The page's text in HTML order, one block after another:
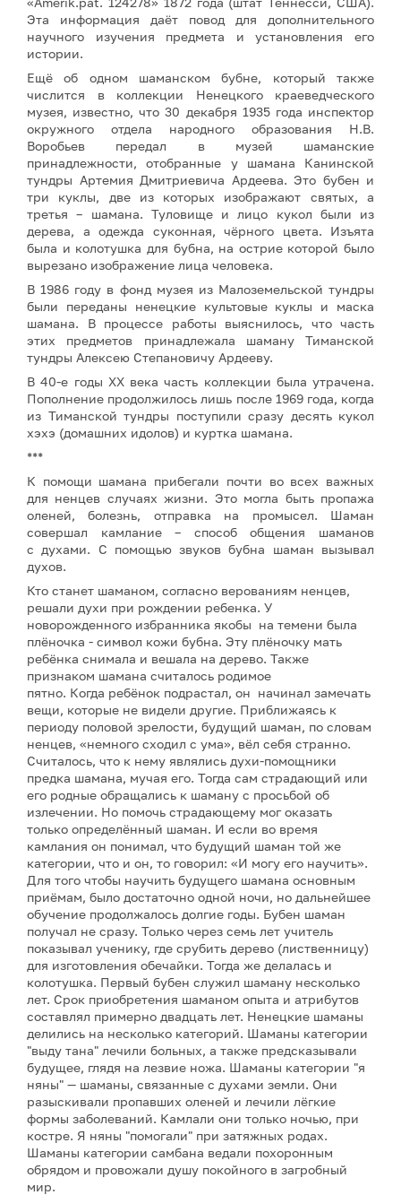
Эта информация даёт повод для дополнительного
научного изучения предмета и установления его
истории.
Ещё об одном шаманском бубне, который также
числится в коллекции Ненецкого краеведческого
музея, известно, что 30 декабря 1935 года инспектор
окружного отдела народного образования Н.В.
Воробьев передал в музей шаманские
принадлежности, отобранные у шамана Канинской
тундры Артемия Дмитриевича Ардеева. Это бубен и
три куклы, две из которых изображают святых, а
третья – шамана. Туловище и лицо кукол были из
дерева, а одежда суконная, чёрного цвета. Изъята
была и колотушка для бубна, на острие которой было
вырезано изображение лица человека.
В 1986 году в фонд музея из Малоземельской тундры
были переданы ненецкие культовые куклы и маска
шамана. В процессе работы выяснилось, что часть
этих предметов принадлежала шаману Тиманской
тундры Алексею Степановичу Ардееву.
В 40-е годы ХХ века часть коллекции была утрачена.
Пополнение продолжилось лишь после 1969 года, когда
из Тиманской тундры поступили сразу десять кукол
хэхэ (домашних идолов) и куртка шамана.
***
К помощи шамана прибегали почти во всех важных
для ненцев случаях жизни. Это могла быть пропажа
оленей, болезнь, отправка на промысел. Шаман
совершал камлание – способ общения шаманов
с духами. С помощью звуков бубна шаман вызывал
духов.
Кто станет шаманом, согласно верованиям ненцев,
решали духи при рождении ребенка. У
новорожденного избранника якобы на темени была
плёночка - символ кожи бубна. Эту плёночку мать
ребёнка снимала и вешала на дерево. Также
признаком шамана считалось родимое
пятно. Когда ребёнок подрастал, он начинал замечать
вещи, которые не видели другие. Приближаясь к
периоду половой зрелости, будущий шаман, по словам
ненцев, «немного сходил с ума», вёл себя странно.
Считалось, что к нему являлись духи-помощники
предка шамана, мучая его. Тогда сам страдающий или
его родные обращались к шаману с просьбой об
излечении. Но помочь страдающему мог оказать
только определённый шаман. И если во время
камлания он понимал, что будущий шаман той же
категории, что и он, то говорил: «И могу его научить».
Для того чтобы научить будущего шамана основным
приёмам, было достаточно одной ночи, но дальнейшее
обучение продолжалось долгие годы. Бубен шаман
получал не сразу. Только через семь лет учитель
показывал ученику, где срубить дерево (лиственницу)
для изготовления обечайки. Тогда же делалась и
колотушка. Первый бубен служил шаману несколько
лет. Срок приобретения шаманом опыта и атрибутов
составлял примерно двадцать лет. Ненецкие шаманы
делились на несколько категорий. Шаманы категории
"выду тана" лечили больных, а также предсказывали
будущее, глядя на лезвие ножа. Шаманы категории "я
няны" — шаманы, связанные с духами земли. Они
разыскивали пропавших оленей и лечили лёгкие
формы заболеваний. Камлали они только ночью, при
костре. Я няны "помогали" при затяжных родах.
Шаманы категории самбана ведали похоронным
обрядом и провожали душу покойного в загробный
мир.